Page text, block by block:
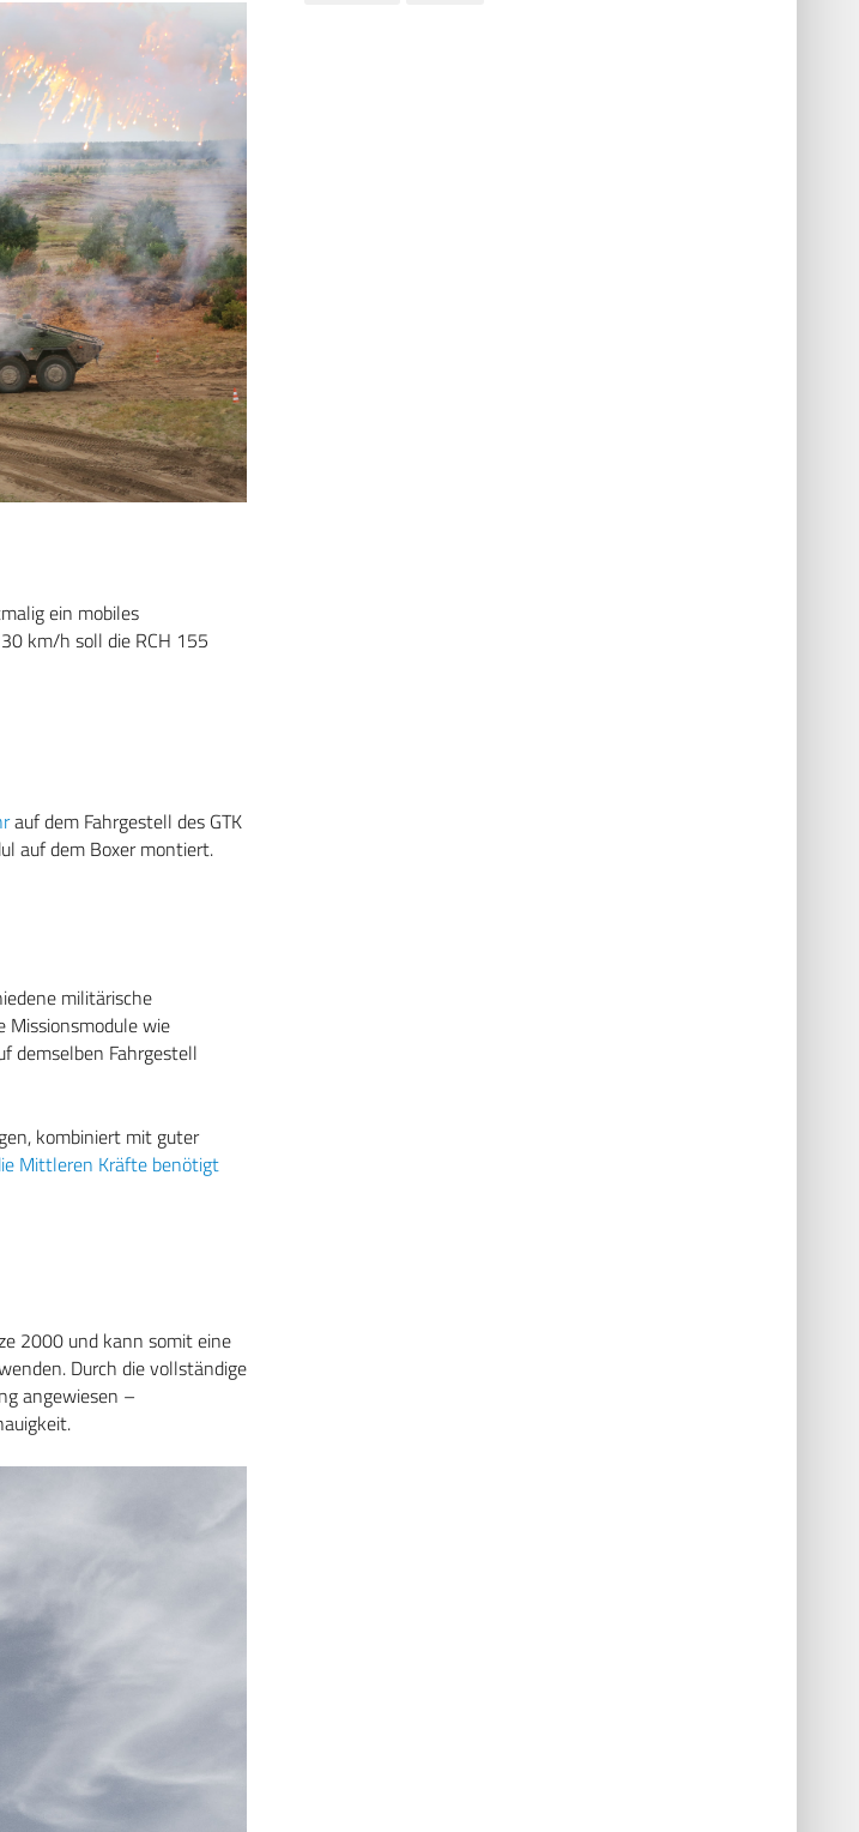
ein mobiles
km/h soll die RCH 155
auf dem Fahrgestell des GTK
auf dem Boxer montiert.
militärische
Missionsmodule wie
demselben Fahrgestell
kombiniert mit guter
Mittleren Kräfte benötigt
2000 und kann somit eine
Durch die vollständige
angewiesen –